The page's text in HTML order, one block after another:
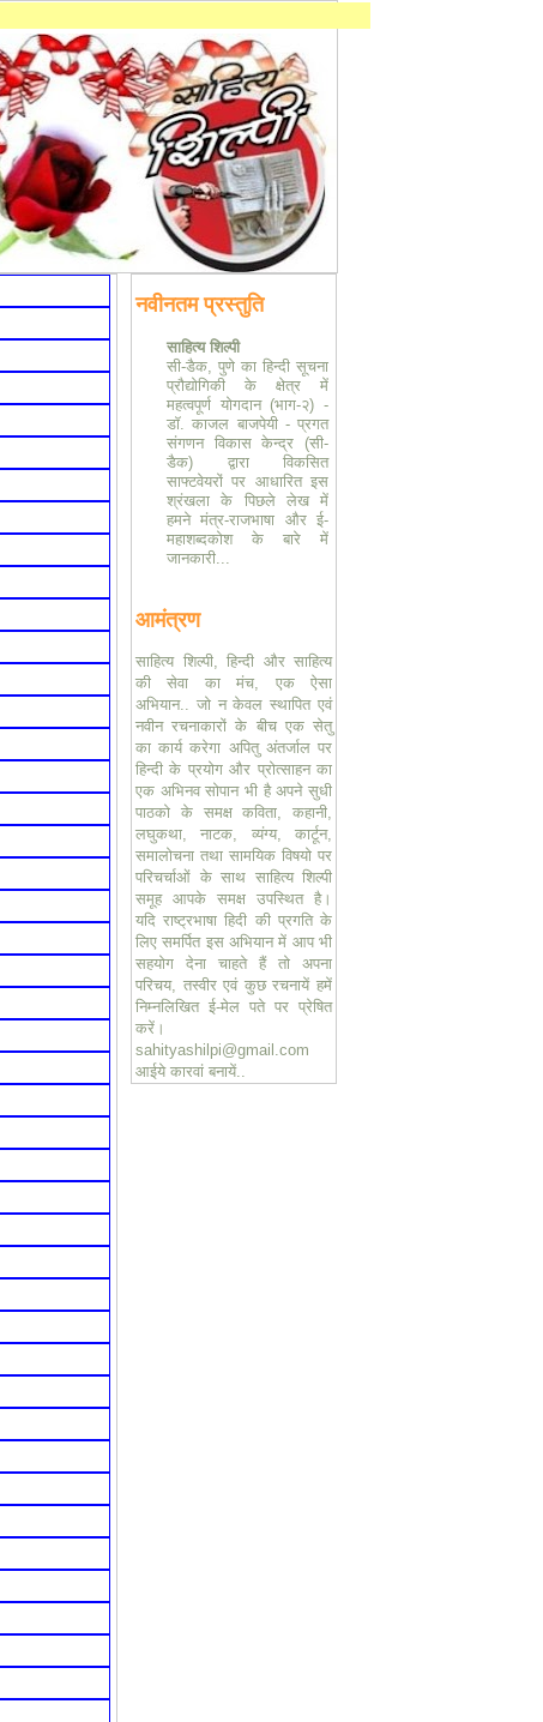
नवीनतम प्रस्तुति
साहित्य शिल्पी
सी-डैक, पुणे का हिन्दी सूचना
प्रौद्योगिकी के क्षेत्र में
महत्वपूर्ण योगदान (भाग-२) -
डॉ. काजल बाजपेयी -प्रगत
संगणन विकास केन्द्र (सी-
डैक) द्वारा विकसित
साफ्टवेयरों पर आधारित इस
श्रंखला के पिछले लेख में
हमने मंत्र-राजभाषा और ई-
महाशब्दकोश के बारे में
जानकारी...
आमंत्रण
साहित्य शिल्पी, हिन्दी और साहित्य
की सेवा का मंच, एक ऐसा
अभियान.. जो न केवल स्थापित एवं
नवीन रचनाकारों के बीच एक सेतु
का कार्य करेगा अपितु अंतर्जाल पर
हिन्दी के प्रयोग और प्रोत्साहन का
एक अभिनव सोपान भी है अपने सुधी
पाठको के समक्ष कविता, कहानी,
लघुकथा, नाटक, व्यंग्य, कार्टून,
समालोचना तथा सामयिक विषयो पर
परिचर्चाओं के साथ साहित्य शिल्पी
समूह आपके समक्ष उपस्थित है।
यदि राष्ट्रभाषा हिदी की प्रगति के
लिए समर्पित इस अभियान में आप भी
सहयोग देना चाहते हैं तो अपना
परिचय, तस्वीर एवं कुछ रचनायें हमें
निम्नलिखित ई-मेल पते पर प्रेषित
करें।
sahityashilpi@gmail.com
आईये कारवां बनायें..